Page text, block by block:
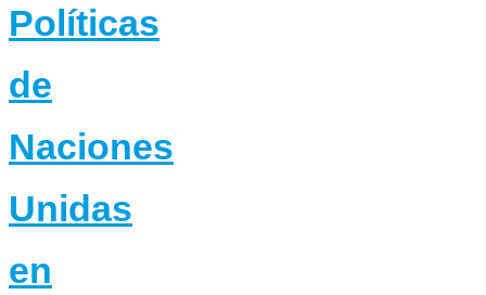
Políticas
de
Naciones
Unidas
en